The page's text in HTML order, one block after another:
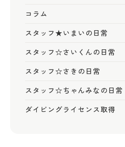
コラム
スタッフ★いまいの日常
スタッフ☆さいくんの日常
スタッフ☆さきの日常
スタッフ☆ちゃんみなの日常
ダイビングライセンス取得